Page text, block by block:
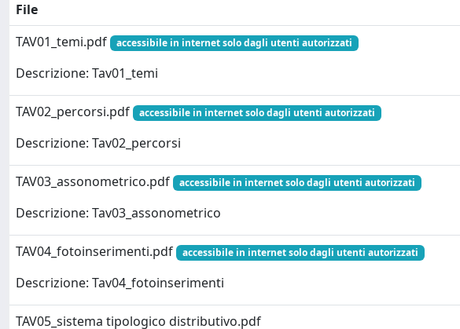
File
TAV01_temi.pdf
accessibile in internet solo dagli utenti autorizzati
Descrizione: Tav01_temi
TAV02_percorsi.pdf accessibile in internet solo dagli utenti autorizzati
Descrizione: Tav02_percorsi
TAV03_assonometrico.pdf accessibile in internet solo dagli utenti autorizzati
Descrizione: Tav03_assonometrico
TAV04_fotoinserimenti.pdf accessibile in internet solo dagli utenti autorizzati
Descrizione: Tav04_fotoinserimenti
TAV05_sistema tipologico distributivo.pdf